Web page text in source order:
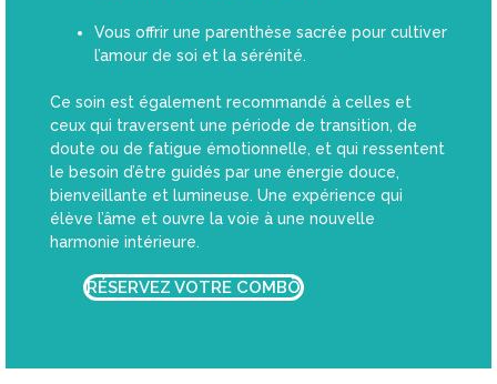
Vous offrir une parenthèse sacrée pour cultiver
l’amour de soi et la sérénité.
Ce soin est également recommandé à celles et
ceux qui traversent une période de transition, de
doute ou de fatigue émotionnelle, et qui ressentent
le besoin d’être guidés par une énergie douce,
bienveillante et lumineuse. Une expérience qui
élève l’âme et ouvre la voie à une nouvelle
harmonie intérieure.
RÉSERVEZ VOTRE COMBŌ